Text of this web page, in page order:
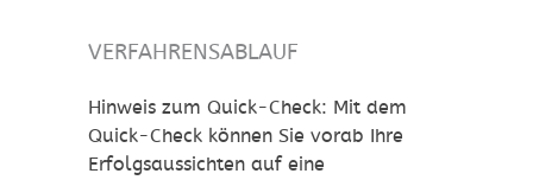
VERFAHRENSABLAUF
Hinweis zum Quick-Check: Mit dem
Quick-Check können Sie vorab Ihre
Erfolgsaussichten auf eine